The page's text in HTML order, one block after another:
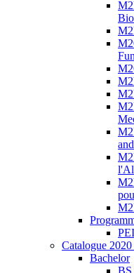
Catalogue 2020
Bachelor
BS